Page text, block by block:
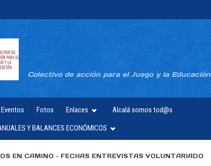
Colectivo de acción para el Juego y la Educación
Eventos Fotos Enlaces Alcalá somos tod@s
Y BALANCES ECONÓMICOS
EN CAMINO – FECHAS ENTREVISTAS VOLUNTARIADO